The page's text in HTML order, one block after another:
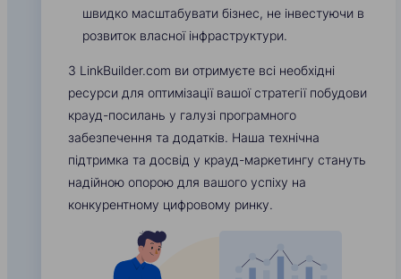
швидко масштабувати бізнес, не інвестуючи в
розвиток власної інфраструктури.
З LinkBuilder.com ви отримуєте всі необхідні
ресурси для оптимізації вашої стратегії побудови
крауд-посилань у галузі програмного
забезпечення та додатків. Наша технічна
підтримка та досвід у крауд-маркетингу стануть
надійною опорою для вашого успіху на
конкурентному цифровому ринку.